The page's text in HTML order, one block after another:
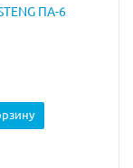
ПА-6